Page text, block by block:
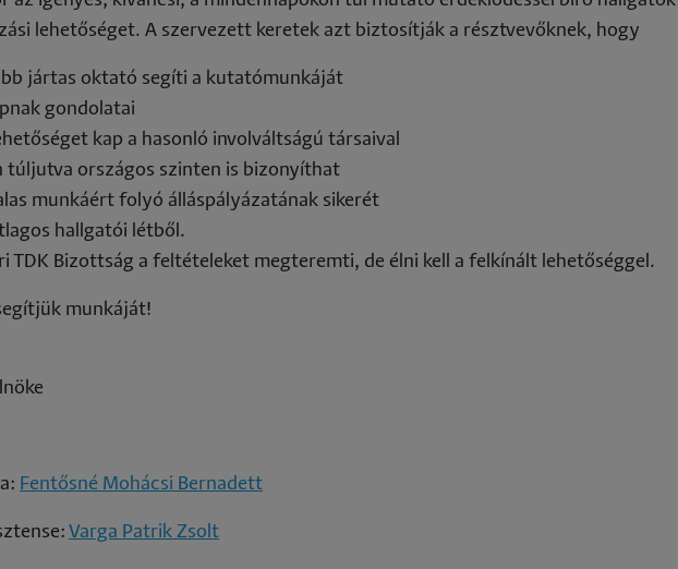
lehetőséget. A szervezett keretek azt biztosítják a résztvevőknek, hogy
jártas oktató segíti a kutatómunkáját
gondolatai
kap a hasonló involváltságú társaival
túljutva országos szinten is bizonyíthat
munkáért folyó álláspályázatának sikerét
hallgatói létből.
TDK Bizottság a feltételeket megteremti, de élni kell a felkínált lehetőséggel.
munkáját!
Fentősné Mohácsi Bernadett
Varga Patrik Zsolt